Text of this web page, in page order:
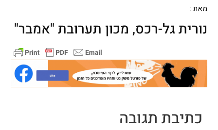
מאת :
נורית גל-רכס, מכון תערובת "אמבר"
כתיבת תגובה